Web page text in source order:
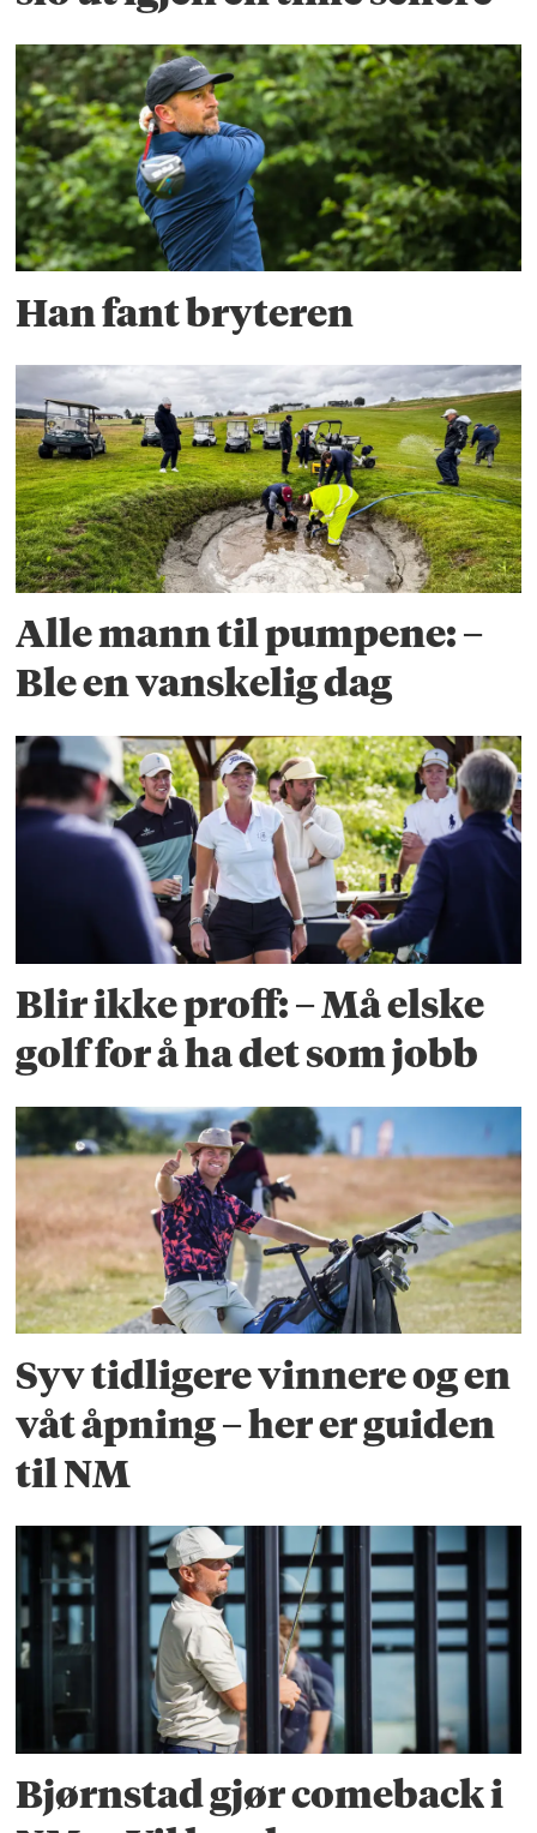
Han fant bryteren
Alle mann til pumpene: –
Ble en vanskelig dag
Blir ikke proff: – Må elske
golf for å ha det som jobb
Syv tidligere vinnere og en
våt åpning – her er guiden
til NM
Bjørnstad gjør comeback i